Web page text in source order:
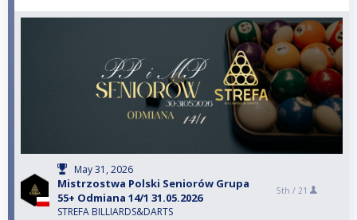
May 31, 2026
Mistrzostwa Polski Seniorów Grupa
55+ Odmiana 14/1 31.05.2026
STREFA BILLIARDS&DARTS
5th / 21